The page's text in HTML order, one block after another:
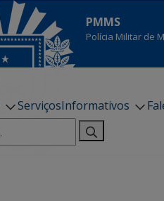
PMMS
Polícia Militar de
ServiçosInformativos